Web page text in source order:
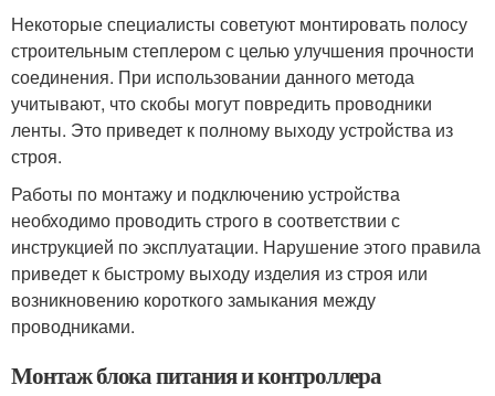
Некоторые специалисты советуют монтировать полосу
строительным степлером с целью улучшения прочности
соединения. При использовании данного метода
учитывают, что скобы могут повредить проводники
ленты. Это приведет к полному выходу устройства из
строя.
Работы по монтажу и подключению устройства
необходимо проводить строго в соответствии с
инструкцией по эксплуатации. Нарушение этого правила
приведет к быстрому выходу изделия из строя или
возникновению короткого замыкания между
проводниками.
Монтаж блока питания и контроллера